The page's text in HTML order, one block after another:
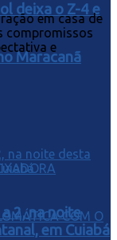
deixa o Z-4 e
Maracanã
em casa de
compromissos
e
2, na noite
em Cuiabá